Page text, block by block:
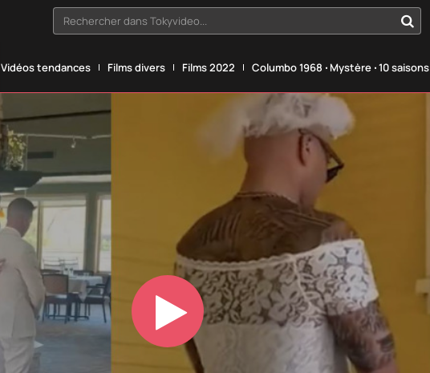
Rechercher dans Tokyvideo...
Vidéos tendances Films divers Films 2022 Columbo 1968 ‧ Mystère ‧ 10 saisons
Play